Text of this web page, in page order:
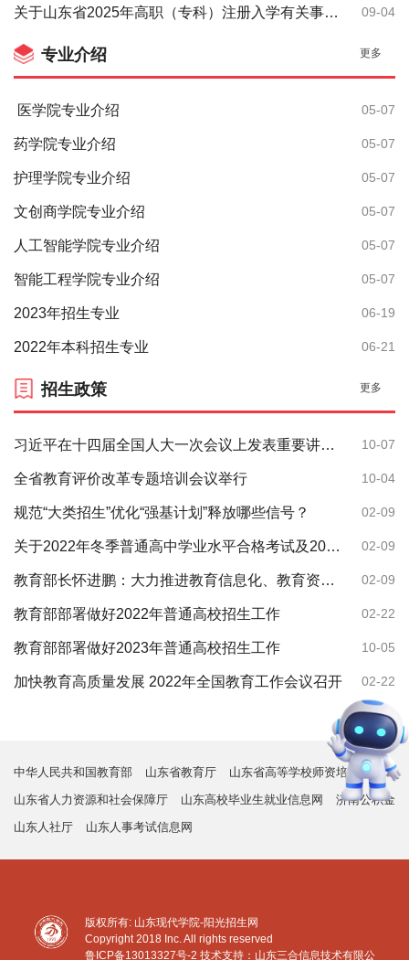
关于山东省2025年高职（专科）注册入学有关事项的公告 09-04
专业介绍 更多
医学院专业介绍 05-07
药学院专业介绍 05-07
护理学院专业介绍 05-07
文创商学院专业介绍 05-07
人工智能学院专业介绍 05-07
智能工程学院专业介绍 05-07
2023年招生专业 06-19
2022年本科招生专业 06-21
招生政策 更多
习近平在十四届全国人大一次会议上发表重要讲话。 10-07
全省教育评价改革专题培训会议举行 10-04
规范“大类招生”优化“强基计划”释放哪些信号？ 02-09
关于2022年冬季普通高中学业水平合格考试及2023年夏季高考外语听力考试成绩发布有关事宜的公告 02-09
教育部长怀进鹏：大力推进教育信息化、教育资源数字化建设 02-09
教育部部署做好2022年普通高校招生工作 02-22
教育部部署做好2023年普通高校招生工作 10-05
加快教育高质量发展 2022年全国教育工作会议召开 02-22
中华人民共和国教育部 山东省教育厅
山东省高等学校师资培训中心
山东省人力资源和社会保障厅
山东高校毕业生就业信息网
济南公积金
山东人社厅
山东人事考试信息网
版权所有: 山东现代学院-阳光招生网
Copyright 2018 Inc. All rights reserved
鲁ICP备13013327号-2技术支持：山东三合信息技术有限公